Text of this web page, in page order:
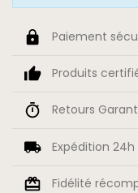
Paiement
Produits
Retours
Expédition
Fidélité